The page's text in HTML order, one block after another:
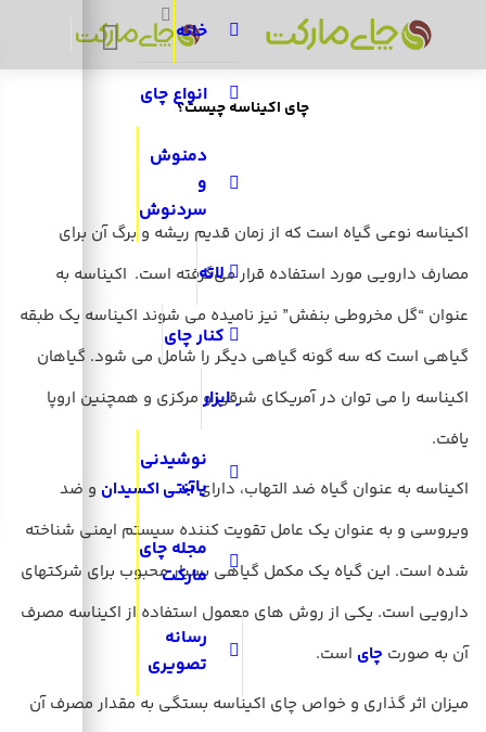
خانه
انواع چای
دمنوش
و
سردنوش
لاته
کنار چای
ابزار
نوشیدنی
یاب
مجله چای
مارکت
رسانه
تصویری
Search:
چای اکیناسه چیست؟
اکیناسه نوعی گیاه است که از زمان قدیم ریشه و برگ آن برای
مصارف دارویی مورد استفاده قرار می‌گرفته است. اکیناسه به
عنوان “گل مخروطی بنفش” نیز نامیده می شوند اکیناسه یک طبقه
گیاهی است که سه گونه گیاهی دیگر را شامل می شود. گیاهان
اکیناسه را می توان در آمریکای شرقی و مرکزی و همچنین اروپا
یافت.
اکیناسه به عنوان گیاه ضد التهاب، دارایآنتی اکسیدان و ضد
ویروسی و به عنوان یک عامل تقویت کننده سیستم ایمنی شناخته
شده است. این گیاه یک مکمل گیاهی بسیار محبوب برای شرکتهای
دارویی است. یکی از روش های معمول استفاده از اکیناسه مصرف
آن به صورت چای است.
میزان اثر گذاری و خواص چای اکیناسه بستگی به مقدار مصرف آن